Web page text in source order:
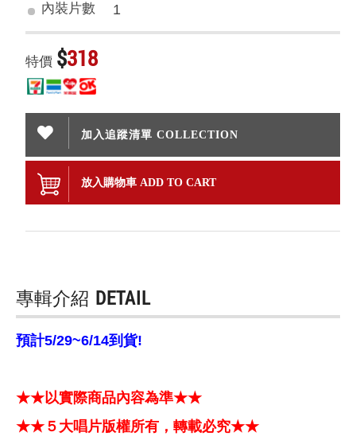
內裝片數 1
特價 $318
加入追蹤清單 COLLECTION
放入購物車 ADD TO CART
專輯介紹 DETAIL
預計5/29~6/14到貨!
★★以實際商品內容為準★★
★★５大唱片版權所有，轉載必究★★